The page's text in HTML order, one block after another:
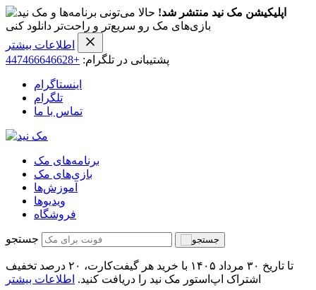
اپلیکیشن مک نید منتشر شد! حالا می‌تونی برنامه‌ها و
بازی‌های مک رو سریع‌تر و راحت‌تر دانلود کنی
اطلاعات بیشتر
پشتیبانی در تلگرام: +447466646628
اینستاگرام
تلگرام
تماس با ما
برنامه‌های مک
بازی‌های مک
آموزش‌ها
ویدیو‌ها
فروشگاه
جستجو
تا تاریخ ۳۰ مرداد ۱۴۰۵ با خرید هر گیفت‌کارت، ۲۰ درصد تخفیف
اشتراک اپ‌استور مک نید را دریافت کنید. اطلاعات بیشتر